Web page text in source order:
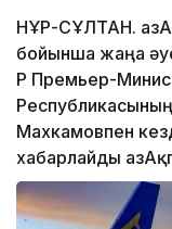
НҰР-СҰЛТАН.
бойынша жаңа
ҚР Премьер-
Махкамовпен
хабарлайды